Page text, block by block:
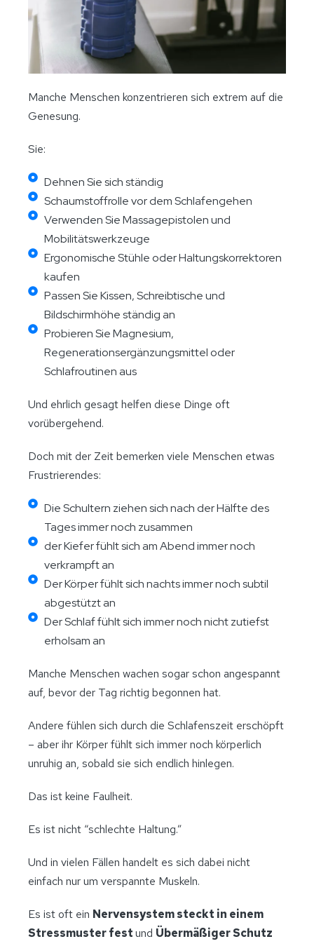
Manche Menschen konzentrieren sich extrem auf die
Genesung.
Sie:
Dehnen Sie sich ständig
Schaumstoffrolle vor dem Schlafengehen
Verwenden Sie Massagepistolen und
Mobilitätswerkzeuge
Ergonomische Stühle oder Haltungskorrektoren
kaufen
Passen Sie Kissen, Schreibtische und
Bildschirmhöhe ständig an
Probieren Sie Magnesium,
Regenerationsergänzungsmittel oder
Schlafroutinen aus
Und ehrlich gesagt helfen diese Dinge oft
vorübergehend.
Doch mit der Zeit bemerken viele Menschen etwas
Frustrierendes:
Die Schultern ziehen sich nach der Hälfte des
Tages immer noch zusammen
der Kiefer fühlt sich am Abend immer noch
verkrampft an
Der Körper fühlt sich nachts immer noch subtil
abgestützt an
Der Schlaf fühlt sich immer noch nicht zutiefst
erholsam an
Manche Menschen wachen sogar schon angespannt
auf, bevor der Tag richtig begonnen hat.
Andere fühlen sich durch die Schlafenszeit erschöpft
– aber ihr Körper fühlt sich immer noch körperlich
unruhig an, sobald sie sich endlich hinlegen.
Das ist keine Faulheit.
Es ist nicht “schlechte Haltung.”
Und in vielen Fällen handelt es sich dabei nicht
einfach nur um verspannte Muskeln.
Es ist oft ein Nervensystem steckt in einem
Stressmuster festund Übermäßiger Schutz